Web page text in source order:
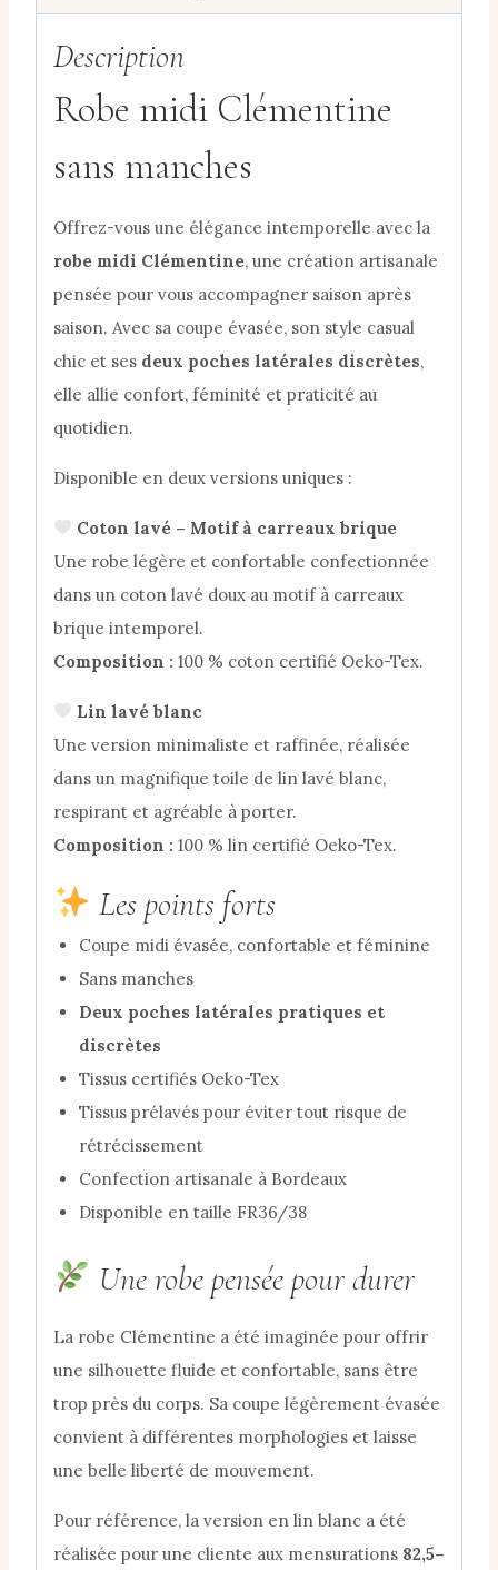
Description
Robe midi Clémentine
sans manches
Offrez-vous une élégance intemporelle avec la
robe midi Clémentine, une création artisanale
pensée pour vous accompagner saison après
saison. Avec sa coupe évasée, son style casual
chic et ses deux poches latérales discrètes,
elle allie confort, féminité et praticité au
quotidien.
Disponible en deux versions uniques :
Coton lavé – Motif à carreaux brique
Une robe légère et confortable confectionnée
dans un coton lavé doux au motif à carreaux
brique intemporel.
Composition : 100 % coton certifié Oeko-Tex.
Lin lavé blanc
Une version minimaliste et raffinée, réalisée
dans un magnifique toile de lin lavé blanc,
respirant et agréable à porter.
Composition : 100 % lin certifié Oeko-Tex.
Les points forts
Coupe midi évasée, confortable et féminine
Sans manches
Deux poches latérales pratiques et
discrètes
Tissus certifiés Oeko-Tex
Tissus prélavés pour éviter tout risque de
rétrécissement
Confection artisanale à Bordeaux
Disponible en taille FR36/38
Une robe pensée pour durer
La robe Clémentine a été imaginée pour offrir
une silhouette fluide et confortable, sans être
trop près du corps. Sa coupe légèrement évasée
convient à différentes morphologies et laisse
une belle liberté de mouvement.
Pour référence, la version en lin blanc a été
réalisée pour une cliente aux mensurations 82,5–